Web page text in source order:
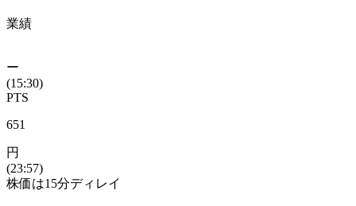
業績
ー
(15:30)
PTS
651
円
(23:57)
株価は15分ディレイ